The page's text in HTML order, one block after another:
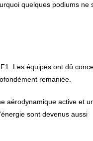
quelques podiums ne
Les équipes ont dû
remaniée.
aérodynamique active et
sont devenus aussi